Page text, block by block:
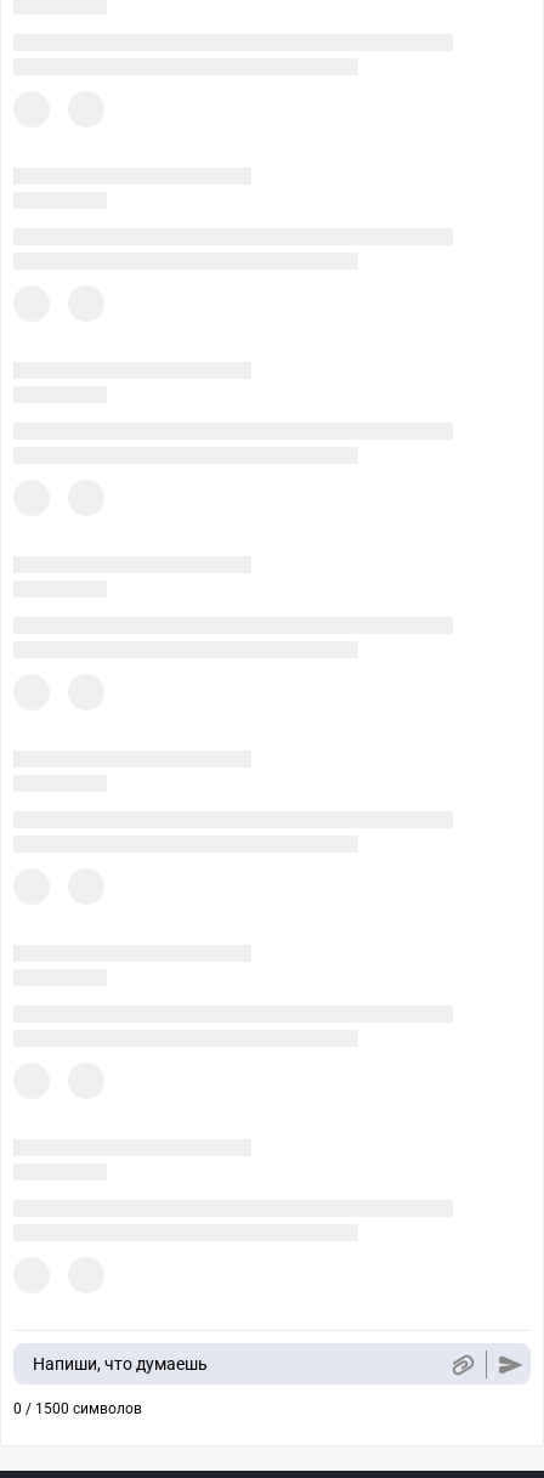
Напиши, что думаешь
0 / 1500 символов